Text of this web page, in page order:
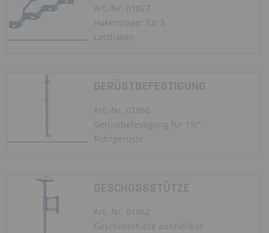
Art.-Nr. 01827
Hakenträger für 5
Lasthaken
GERÜSTBEFESTIGUNG
Art.-Nr. 01860
Gerüstbefestigung für 1½“-
Rohrgerüste
GESCHOSSSTÜTZE
Art.-Nr. 01862
Geschossstütze ausziehbar